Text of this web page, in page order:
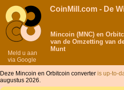
Meld u aan
via Google
CoinMill.com - De
Mincoin (MNC) en
van de Omzetting van
Munt
Deze Mincoin en Orbitcoin converter is up-to-
augustus 2026.